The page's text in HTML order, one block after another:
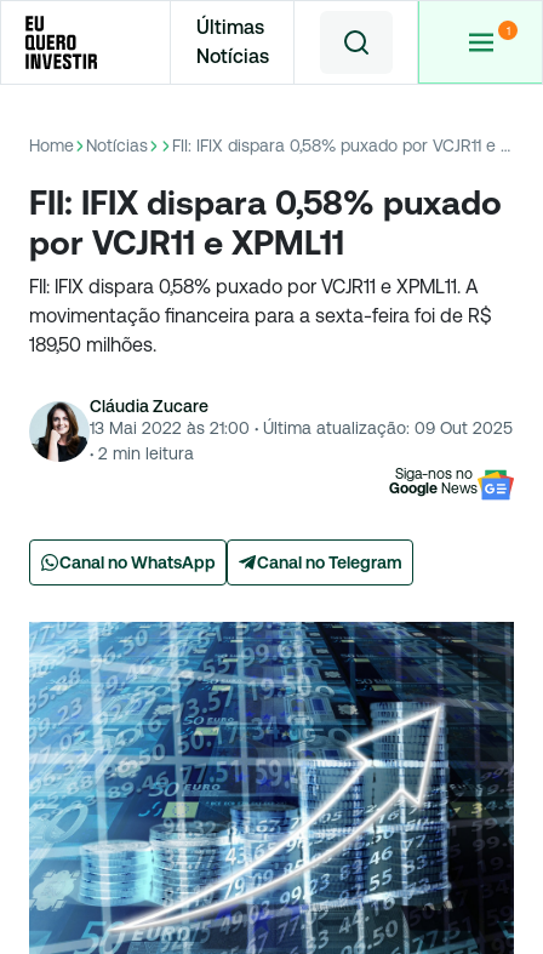
Últimas
Notícias
Home Notícias FII: IFIX dispara 0,58% puxado por VCJR11 e XPML11
FII: IFIX dispara 0,58% puxado
por VCJR11 e XPML11
FII: IFIX dispara 0,58% puxado por VCJR11 e XPML11. A
movimentação financeira para a sexta-feira foi de R$
189,50 milhões.
Cláudia Zucare
13 Mai 2022 às 21:00 · Última atualização: 09 Out 2025
· 2 min leitura
Siga-nos no
Google News
Canal no WhatsApp Canal no Telegram